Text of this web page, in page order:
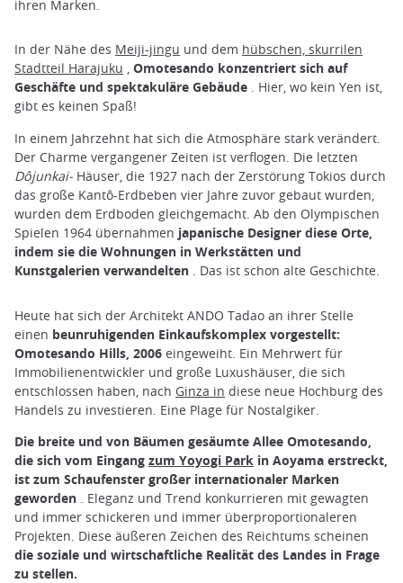
ihren Marken.
In der Nähe des Meiji-jingu und dem hübschen, skurrilen
Stadtteil Harajuku , Omotesando konzentriert sich auf
Geschäfte und spektakuläre Gebäude . Hier, wo kein Yen ist,
gibt es keinen Spaß!
In einem Jahrzehnt hat sich die Atmosphäre stark verändert.
Der Charme vergangener Zeiten ist verflogen. Die letzten
Dôjunkai- Häuser, die 1927 nach der Zerstörung Tokios durch
das große Kantô-Erdbeben vier Jahre zuvor gebaut wurden,
wurden dem Erdboden gleichgemacht. Ab den Olympischen
Spielen 1964 übernahmen japanische Designer diese Orte,
indem sie die Wohnungen in Werkstätten und
Kunstgalerien verwandelten . Das ist schon alte Geschichte.
Heute hat sich der Architekt ANDO Tadao an ihrer Stelle
einen beunruhigenden Einkaufskomplex vorgestellt:
Omotesando Hills, 2006 eingeweiht. Ein Mehrwert für
Immobilienentwickler und große Luxushäuser, die sich
entschlossen haben, nach Ginza in diese neue Hochburg des
Handels zu investieren. Eine Plage für Nostalgiker.
Die breite und von Bäumen gesäumte Allee Omotesando,
die sich vom Eingang zum Yoyogi Park in Aoyama erstreckt,
ist zum Schaufenster großer internationaler Marken
geworden . Eleganz und Trend konkurrieren mit gewagten
und immer schickeren und immer überproportionaleren
Projekten. Diese äußeren Zeichen des Reichtums scheinen
die soziale und wirtschaftliche Realität des Landes in Frage
zu stellen.